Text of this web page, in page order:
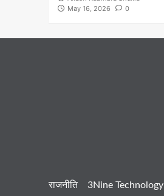
May 16, 2026
0
राजनीति 3Nine Technology